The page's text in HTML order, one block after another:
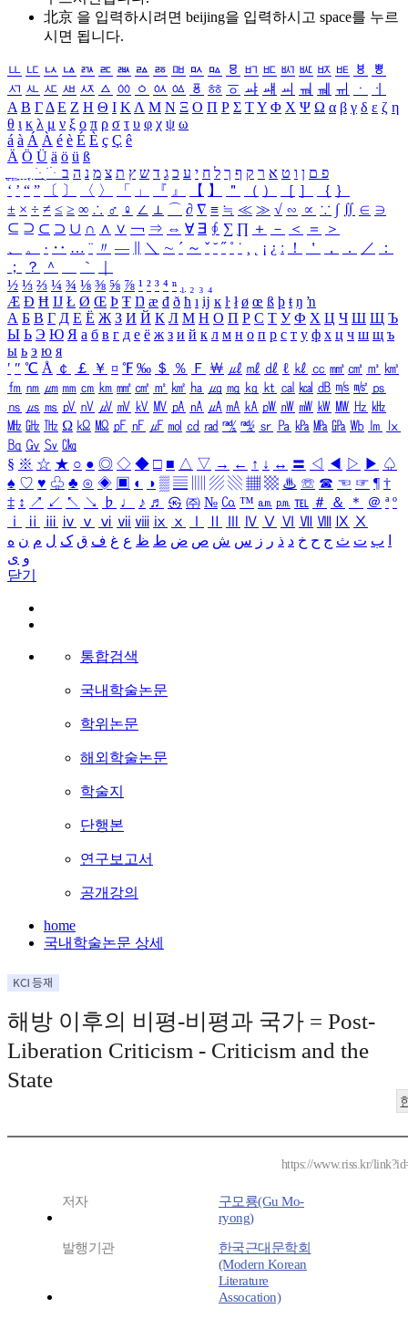
北京 을 입력하시려면 beijing을 입력하시고 space를 누르
시면 됩니다.
ㅥ ㅦ ㅧ ㅨ ㅩ ㅪ ㅫ ㅬ ㅭ ㅮ ㅯ ㅰ ㅱ ㅲ ㅳ ㅴ ㅵ ㅶ ㅷ ㅸ
ㅹ
ㅺ ㅻ ㅼ ㅽ ㅾ ㅿ ㆀ ㆁ ㆂ ㆃ ㆄ ㆅ ㆆ ㆇ ㆈ ㆉ ㆊ ㆋ ㆌ ㆍ
ㆎ
Α Β ΓΔ Ε Ζ Η Θ Ι ΚΛ Μ Ν Ξ Ο Π Ρ Σ ΤΥ Φ Χ Ψ Ω α β γ δ ε ζ η
θ ι κ λ μ ν ξ ο π ρ σ τ υ φ χ ψ ω
á à Á À é è É È ç Ç ê
Ä Ö Ü ä ö ü ß
ִֶֹ ֻּ ׁׂ פ ם ן ו ט א ר ק ף ך ל ח י ע כ ג ד ש ץ ת צ מ נ ה ב
‘ ’ “ ” 〔 〕 〈 〉 「 」 『 』 【 】 ＂ （ ） ［ ］ ｛ ｝
± × ÷ ≠ ≤ ≥ ∞ ∴ ♂ ♀ ∠ ⊥ ⌒ ∂ ∇ ≡ ≒ ≪ ≫ √ ∽ ∝ ∵ ∫ ∬ ∈ ∋
⊆ ⊇ ⊂ ⊃ ∪ ∩ ∧ ∨ ￢ ⇒ ⇔ ∀ ∃ ∮ ∑ ∏ ＋ － ＜ ＝
＞
、
。 · ‥ … ¨ 〃 ― ＼ ∼ ´ ～ ˇ ˘ ˝ ˚ ˙ ¸ ¡ ¿ ː ！ ＇ ， ． ／
：
；
？ ＾ ｀
½ ⅓ ⅔ ¼ ¾ ⅛ ⅜ ⅝ ⅞ ¹ ² ³ ⁴ ⁿ ₁ ₂ ₃ ₄
Æ Ð Ħ Ĳ Ł Ø Œ Þ Ŧ Ŋ æ đ ð ħ ı ĳ ĸ ŀ ł ø œ ß þ ŧ ŋ ŉ
А Б В Г Д Е Ё Ж З И Й К Л М Н О П Р С Т У Ф Х Ц Ч Ш Щ Ъ
Ы Ь Э Ю Я а б в г д е ё ж з и й к л м н о п р с т у ф х ц ч ш щ ъ
ы ь э ю я
′ ″ ℃ Å ￠ ￡ ￥ ¤ ℉ ‰ ＄ ％ Ｆ ￦ ㎕ ㎖ ㎗ ℓ ㎘ ㏄ ㎣ ㎤ ㎥ ㎦
㎙ ㎚ ㎛ ㎜ ㎝ ㎞ ㎟ ㎠ ㎡ ㎢ ㏊ ㎍ ㎎ ㎏ ㏏ ㎈ ㎉ ㏈ ㎧ ㎨ ㎰
㎱ ㎲ ㎳ ㎴ ㎵ ㎶ ㎷ ㎸ ㎹ ㎀ ㎁ ㎂ ㎃ ㎄ ㎺ ㎻ ㎽ ㎾ ㎿ ㎐ ㎑
㎒ ㎓ ㎔ Ω ㏀ ㏁ ㎊ ㎋ ㎌ ㏖ ㏅ ㎭ ㎮ ㎯ ㏛ ㎩ ㎪ ㎫ ㎬ ㏝ ㏐
㏓
㏃ ㏉ ㏜ ㏆
§ ※ ☆ ★ ○ ● ◎ ◇ ◆ □ ■ △ ▽ → ← ↑ ↓ ↔ 〓 ◁ ◀ ▷ ▶ ♤
♠ ♡ ♥ ♧ ♣ ⊙ ◈ ▣ ◐ ◑ ▒ ▤ ▨ ▧ ▦ ▩ ♨ ☏ ☎ ☜ ☞ ¶ †
‡ ↕ ↗ ↙ ↖ ↘ ♭ ♩ ♪ ♬ ㉿ ㈜ № ㏇ ™ ㏂ ㏘ ℡ ＃ ＆ ＊ ＠ ª º
ⅰ
ⅱ ⅲ ⅳ ⅴ ⅵ ⅶ ⅷ ⅸ ⅹ Ⅳ Ⅴ Ⅵ Ⅶ Ⅷ Ⅸ Ⅹ
ب ت ث ج ح خ د ذ ر ز س ش ص ض ط ظ ع غ ف ق ک ل م ن ه
و ی
닫기
통합검색
국내학술논문
학위논문
해외학술논문
학술지
단행본
연구보고서
공개강의
home
국내학술논문 상세
해방 이후의 비평-비평과 국가 = Post-
Liberation Criticism - Criticism and the
State
https://www.riss.kr/
저자
구모룡(Gu Mo-
ryong)
발행기관
한국근대문학회
(Modern Korean
Literature
Assocation)